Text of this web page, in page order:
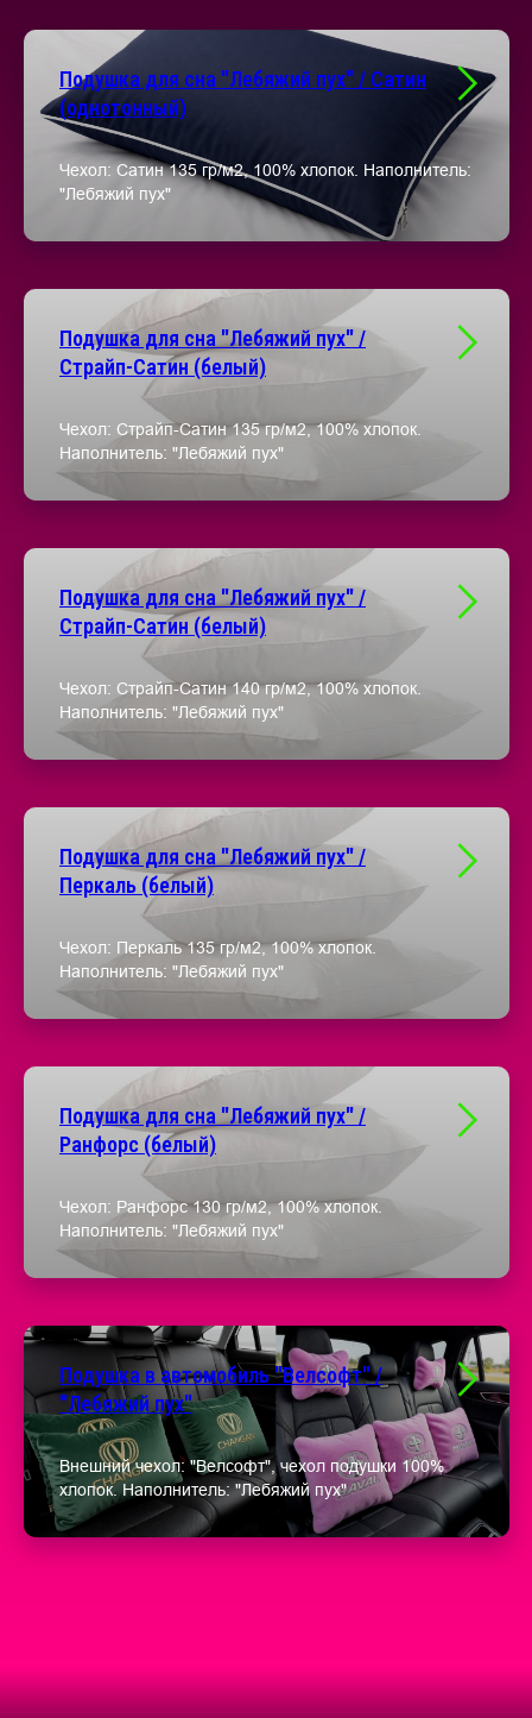
Подушка для сна "Лебяжий пух" / Сатин
(однотонный)
Чехол: Сатин 135 гр/м2, 100% хлопок. Наполнитель:
"Лебяжий пух"
Подушка для сна "Лебяжий пух" /
Страйп-Сатин (белый)
Чехол: Страйп-Сатин 135 гр/м2, 100% хлопок.
Наполнитель: "Лебяжий пух"
Подушка для сна "Лебяжий пух" /
Страйп-Сатин (белый)
Чехол: Страйп-Сатин 140 гр/м2, 100% хлопок.
Наполнитель: "Лебяжий пух"
Подушка для сна "Лебяжий пух" /
Перкаль (белый)
Чехол: Перкаль 135 гр/м2, 100% хлопок.
Наполнитель: "Лебяжий пух"
Подушка для сна "Лебяжий пух" /
Ранфорс (белый)
Чехол: Ранфорс 130 гр/м2, 100% хлопок.
Наполнитель: "Лебяжий пух"
Подушка в автомобиль "Велсофт" /
"Лебяжий пух"
Внешний чехол: "Велсофт", чехол подушки 100%
хлопок. Наполнитель: "Лебяжий пух"